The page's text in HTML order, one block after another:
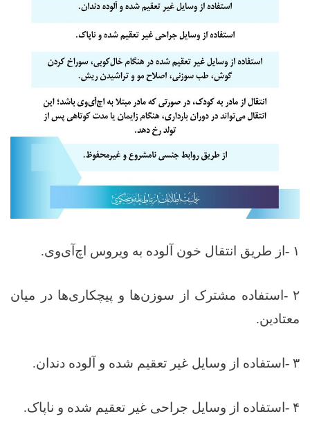
۱ - از طریق انتقال خون آلوده به ویروس اچ‌آی‌وی.
۲ - استفاده مشترک از سوزن‌ها و پیچکاری‌ها در میان
معتادین.
۳ - استفاده از وسایل غیر تعقیم شده و آلوده دندان‌.
۴ - استفاده از وسایل جراحی غیر تعقیم شده و ناپاک.